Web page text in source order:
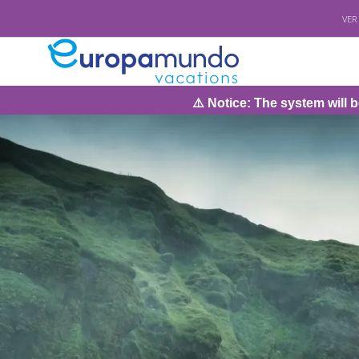
⚠️ Notice: The system will be under